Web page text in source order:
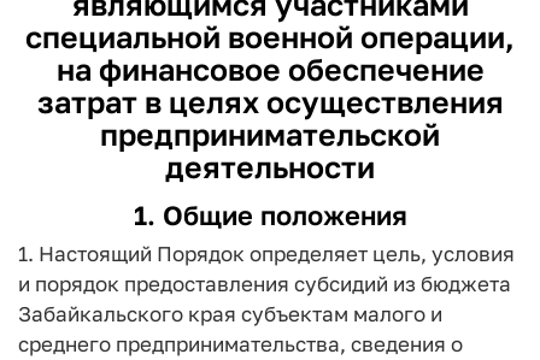
специальной военной операции,
на финансовое обеспечение
затрат в целях осуществления
предпринимательской
деятельности
1. Общие положения
1. Настоящий Порядок определяет цель, условия
и порядок предоставления субсидий из бюджета
Забайкальского края субъектам малого и
среднего предпринимательства, сведения о